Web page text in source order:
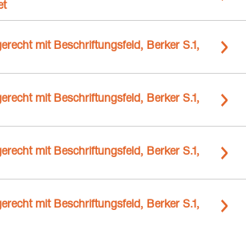
mit Beschriftungsfeld, Berker S.1,
mit Beschriftungsfeld, Berker S.1,
mit Beschriftungsfeld, Berker S.1,
mit Beschriftungsfeld, Berker S.1,